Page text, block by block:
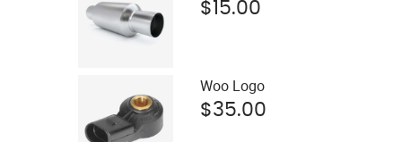
$15.00
Woo Logo
$35.00